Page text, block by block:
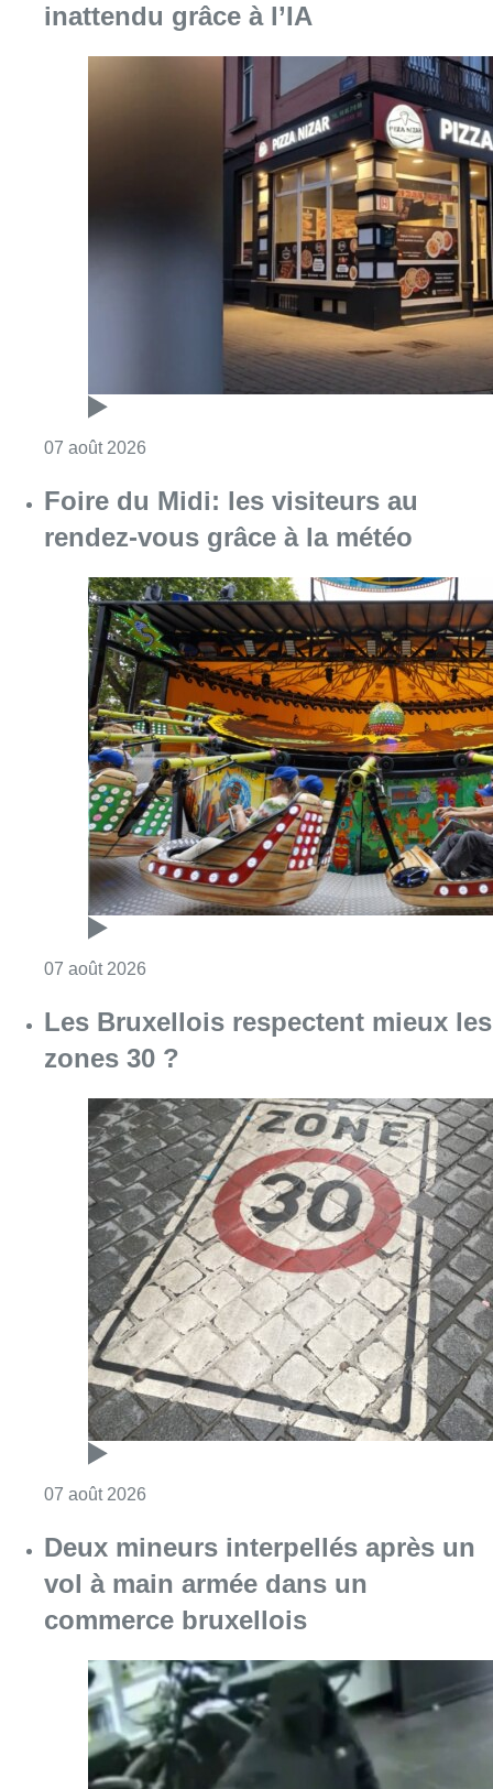
Consulter l'article "Pizza Nizar: un coup de
Foire du Midi: les visiteurs au
rendez-vous grâce à la météo
07 août 2026 Consulter l'article "Foire du Midi: les
Les Bruxellois respectent mieux les
zones 30 ?
07 août 2026Consulter l'article "Les Bruxellois
Deux mineurs interpellés après un
vol à main armée dans un
commerce bruxellois
07 août 2026Consulter l'article "Deux mineurs